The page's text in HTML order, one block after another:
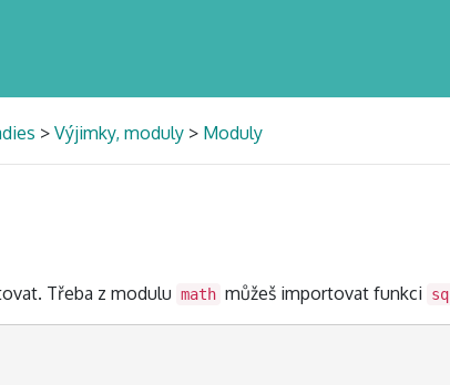
> Výjimky, moduly > Moduly
Třeba z modulu math můžeš importovat funkci